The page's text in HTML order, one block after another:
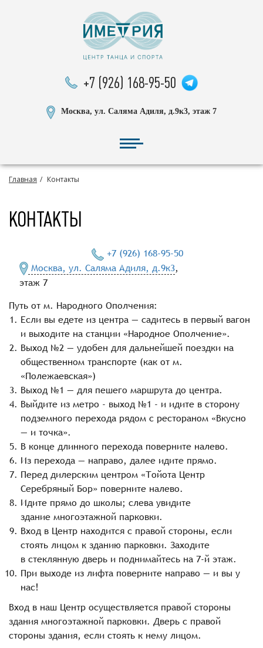
+7 (926) 168-95-50
Москва, ул. Саляма Адиля, д.9к3, этаж 7
Главная Контакты
КОНТАКТЫ
+7 (926) 168-95-50
Москва, ул. Саляма Адиля, д.9к3,
этаж 7
Путь от м. Народного Ополчения:
Если вы едете из центра — садитесь в первый вагон
и выходите на станции «Народное Ополчение».
Выход №2 — удобен для дальнейшей поездки на
общественном транспорте (как от м.
«Полежаевская»)
Выход №1 — для пешего маршрута до центра.
Выйдите из метро - выход №1 - и идите в сторону
подземного перехода рядом с рестораном «Вкусно
— и точка».
В конце длинного перехода поверните налево.
Из перехода — направо, далее идите прямо.
Перед дилерским центром «Тойота Центр
Серебряный Бор» поверните налево.
Идите прямо до школы; слева увидите
здание многоэтажной парковки.
Вход в Центр находится с правой стороны, если
стоять лицом к зданию парковки. Заходите
в стеклянную дверь и поднимайтесь на 7-й этаж.
При выходе из лифта поверните направо — и вы у
нас!
Вход в наш Центр осуществляется правой стороны
здания многоэтажной парковки. Дверь с правой
стороны здания, если стоять к нему лицом.